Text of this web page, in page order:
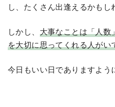
し、たくさん出逢えるかもし
しかし、 大事なことは「人数
を大切に思ってくれる人がい
今日もいい日でありますよう